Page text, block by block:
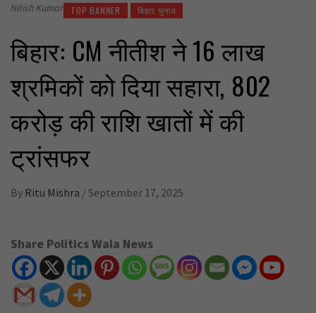
Nitish Kumar TOP BANNER बिहार चुनाव
बिहार: CM नीतीश ने 16 लाख
श्रमिकों को दिया सहारा, 802
करोड़ की राशि खातों में की
ट्रांसफर
By Ritu Mishra / September 17, 2025
Share Politics Wala News